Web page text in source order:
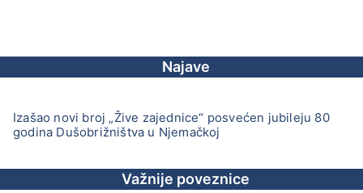
Najave
Izašao novi broj „Žive zajednice“ posvećen jubileju 80
godina Dušobrižništva u Njemačkoj
Važnije poveznice